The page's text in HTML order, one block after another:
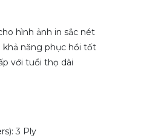
hình ảnh in sắc nét
khả năng phục hồi tốt
với tuổi thọ dài
3 Ply